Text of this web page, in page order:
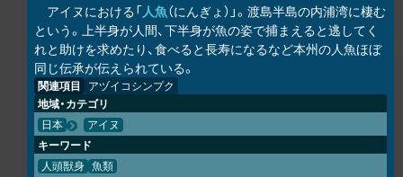
アイヌにおける「人魚（にんぎょ）」。渡島半島の内浦湾に棲む
という。上半身が人間、下半身が魚の姿で捕まえると逃してく
れと助けを求めたり、食べると長寿になるなど本州の人魚ほぼ
同じ伝承が伝えられている。
関連項目 アヅイコシンプク
地域・カテゴリ
日本 アイヌ
キーワード
人頭獣身 魚類